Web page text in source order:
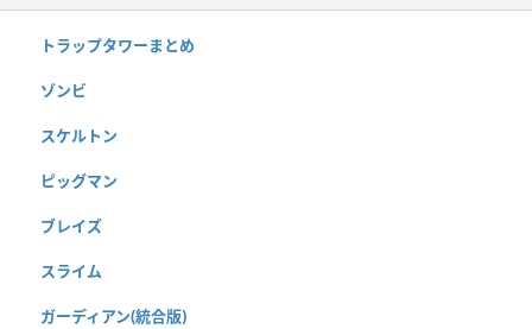
トラップタワーまとめ
ゾンビ
スケルトン
ピッグマン
ブレイズ
スライム
ガーディアン(統合版)